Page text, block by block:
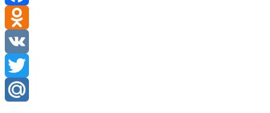
Facebook
Odnoklassniki
VK
Twitter